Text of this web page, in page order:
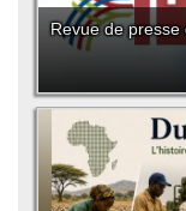
Revue de presse